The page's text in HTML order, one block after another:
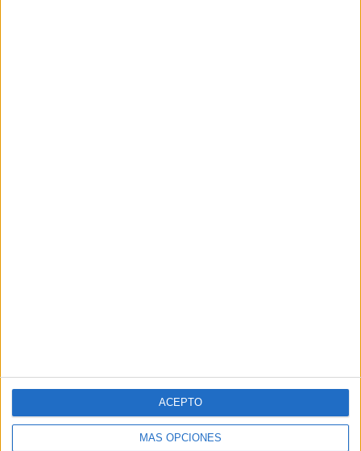
MÁS OPCIONES
ACEPTO